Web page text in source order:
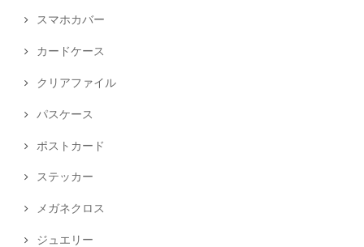
スマホカバー
カードケース
クリアファイル
パスケース
ポストカード
ステッカー
メガネクロス
ジュエリー